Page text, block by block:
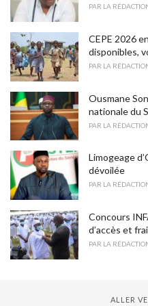
e
:
PAR LA
CEPE 2026
disponibles,
PAR LA
Ousmane
nationale du
PAR LA
Limogeage
dévoilée
PAR LA
Concours
d’accès et
PAR LA
ALLER